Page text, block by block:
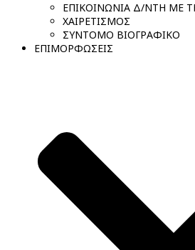
ΕΠΙΚΟΙΝΩΝΙΑ Δ/ΝΤΗ ΜΕ
ΧΑΙΡΕΤΙΣΜΟΣ
ΣΥΝΤΟΜΟ ΒΙΟΓΡΑΦΙΚΟ
ΕΠΙΜΟΡΦΩΣΕΙΣ